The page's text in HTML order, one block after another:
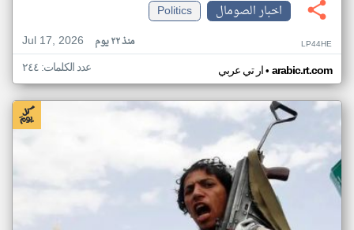
اخبار الصومال
Politics
Jul 17, 2026
منذ ٢٢ يوم LP44HE
ار تي عربي• arabic.rt.com عدد الكلمات: ٢٤٤